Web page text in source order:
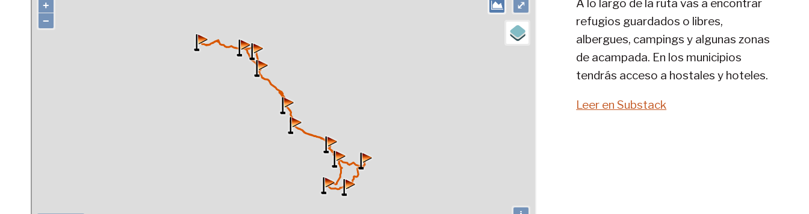
A lo largo de la ruta vas a encontrar
refugios guardados o libres,
albergues, campings y algunas zonas
de acampada. En los municipios
tendrás acceso a hostales y hoteles.
Leer en Substack